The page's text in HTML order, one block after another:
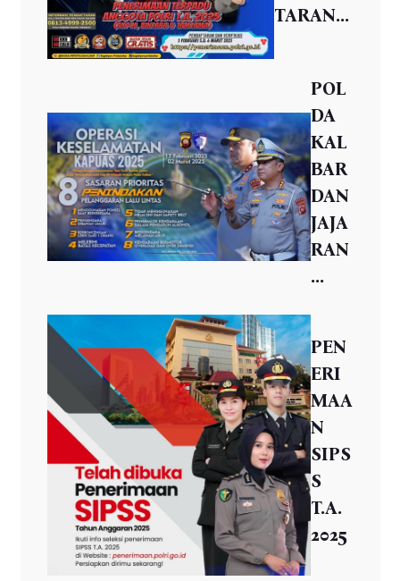
TARAN...
POL
DA
KAL
BAR
DAN
JAJA
RAN
...
PEN
ERI
MAA
N
SIPS
S
T.A.
2025